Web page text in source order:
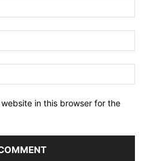
in this browser for the